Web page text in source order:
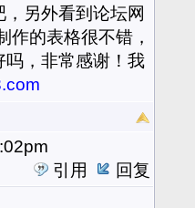
另外看到论坛网
的表格很不错，
吗，非常感谢！我
引用
回复